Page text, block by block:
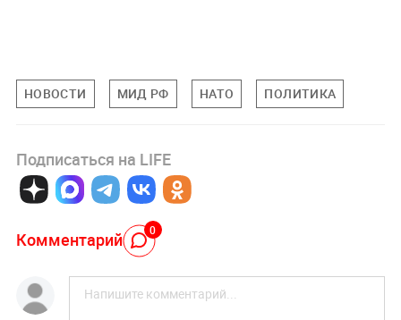
НОВОСТИ МИД РФ НАТО ПОЛИТИКА
Подписаться на LIFE
Комментарий 0